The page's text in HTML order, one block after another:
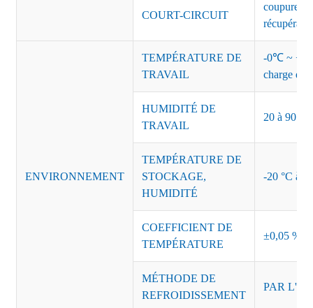
COURT-CIRCUIT
coupure
ENVIRONNEMENT
TEMPÉRATURE DE
TRAVAIL
-0℃ ~
charge de
HUMIDITÉ DE
TRAVAIL
20 à 90 %
TEMPÉRATURE DE
STOCKAGE,
HUMIDITÉ
-20 °C à
COEFFICIENT DE
TEMPÉRATURE
±0,05 %/
MÉTHODE DE
REFROIDISSEMENT
PAR